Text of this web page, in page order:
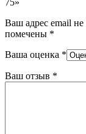
75»
Ваш адрес email не
помечены *
Ваша оценка *
Ваш отзыв *